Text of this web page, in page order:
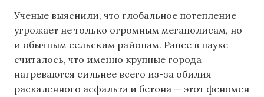
Ученые выяснили, что глобальное потепление
угрожает не только огромным мегаполисам, но
и обычным сельским районам. Ранее в науке
считалось, что именно крупные города
нагреваются сильнее всего из-за обилия
раскаленного асфальта и бетона — этот феномен